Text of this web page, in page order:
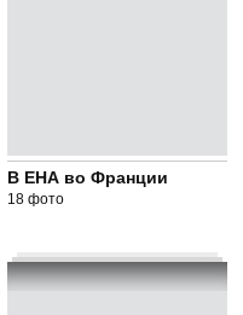
В ЕНА во Франции
18 фото